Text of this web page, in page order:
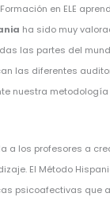
en ELE
ha sido muy
las partes del
las diferentes
nuestra metodología
a los profesores a
El Método
psicoafectivas que